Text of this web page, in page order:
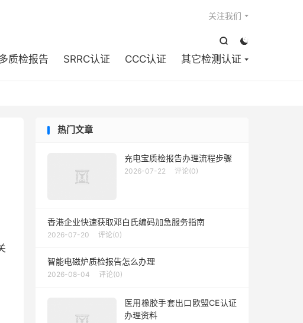


质检报告 SRRC认证 CCC认证 其它检测认证
关注我们
热门文章
充电宝质检报告办理流程步骤
2026-07-22 评论(0)
香港企业快速获取邓白氏编码加急服务指南
2026-07-20 评论(0)
智能电磁炉质检报告怎么办理
2026-08-04 评论(0)
医用橡胶手套出口欧盟CE认证
办理资料